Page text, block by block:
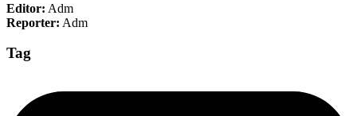
Editor: Adm
Reporter: Adm
Tag